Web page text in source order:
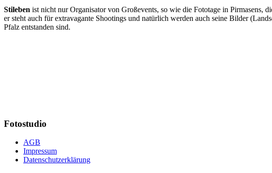
Stileben ist nicht nur Organisator von Großevents, so wie die Fototage in Pirmasens,
er steht auch für extravagante Shootings und natürlich werden auch seine Bilder
Pfalz entstanden sind.
Fotostudio
AGB
Impressum
Datenschutzerklärung